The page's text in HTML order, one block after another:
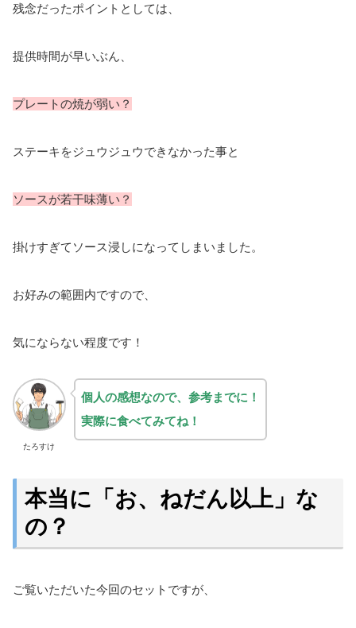
残念だったポイントとしては、
提供時間が早いぶん、
プレートの焼が弱い？
ステーキをジュウジュウできなかった事と
ソースが若干味薄い？
掛けすぎてソース浸しになってしまいました。
お好みの範囲内ですので、
気にならない程度です！
たろすけ
個人の感想なので、参考までに！
実際に食べてみてね！
本当に「お、ねだん以上」な
の？
ご覧いただいた今回のセットですが、